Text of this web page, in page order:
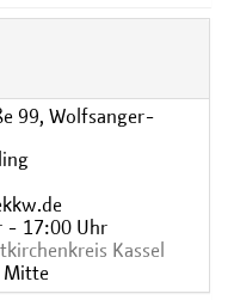
99, Wolfsanger-
- 17:00 Uhr
Kassel
Mitte